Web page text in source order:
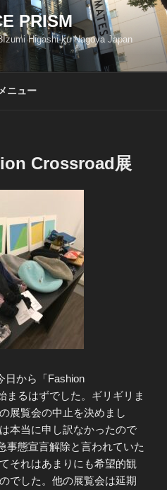
PRISM
Higashi-ku Nagoya Japan
メニュー
Crossroad展
日から「Fashion
まるはずでした。ギリギリま
展覧会の中止を決めまし
本当に申し訳なかったので
事態宣言解除と言われていた
それはあまりにも希望的観
でした。他の展覧会は延期